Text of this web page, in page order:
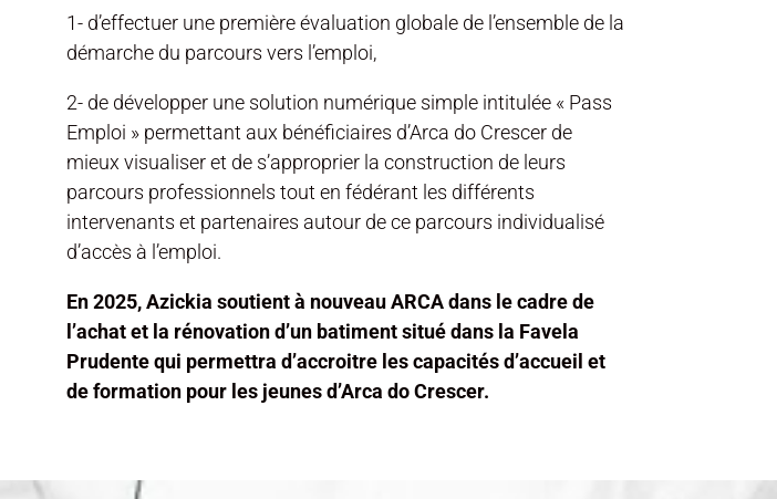
1- d’effectuer une première évaluation globale de l’ensemble de la
démarche du parcours vers l’emploi,
2- de développer une solution numérique simple intitulée « Pass
Emploi » permettant aux bénéficiaires d’Arca do Crescer de
mieux visualiser et de s’approprier la construction de leurs
parcours professionnels tout en fédérant les différents
intervenants et partenaires autour de ce parcours individualisé
d’accès à l’emploi.
En 2025, Azickia soutient à nouveau ARCA dans le cadre de
l’achat et la rénovation d’un batiment situé dans la Favela
Prudente qui permettra d’accroitre les capacités d’accueil et
de formation pour les jeunes d’Arca do Crescer.